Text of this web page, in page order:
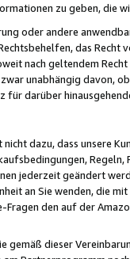
zu geben, die
oder andere
das
nach geltendem
unabhängig davon,
für darüber
dazu, dass unsere
jederzeit geändert
an Sie wenden, die
Fragen den auf der
gemäß dieser